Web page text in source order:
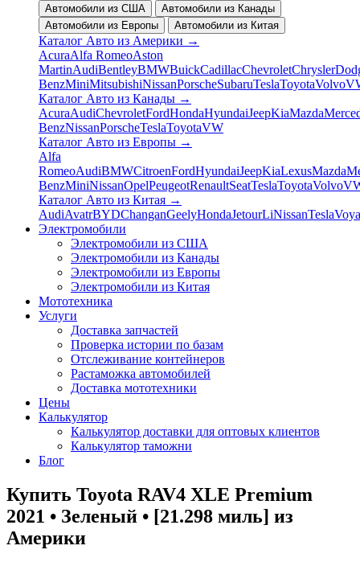
Автомобили из США
Автомобили из Канады
Автомобили из Европы
Автомобили из Китая
Каталог Авто из Америки →
AcuraAlfa RomeoAston
MartinAudiBentleyBMWBuickCadillacChevroletChrysler
BenzMiniMitsubishiNissanPorscheSubaruTeslaToyotaVolvo
Каталог Авто из Канады →
AcuraAudiChevroletFordHondaHyundaiJeepKiaMazda
BenzNissanPorscheTeslaToyotaVW
Каталог Авто из Европы →
Alfa
RomeoAudiBMWCitroenFordHyundaiJeepKiaLexusMazda
BenzMiniNissanOpelPeugeotRenaultSeatTeslaToyotaVolvo
Каталог Авто из Китая →
AudiAvatrBYDChanganGeelyHondaJetourLiNissanTesla
Электромобили
Электромобили из США
Электромобили из Канады
Электромобили из Европы
Электромобили из Китая
Мототехника
Услуги
Доставка запчастей
Проверка истории по базам
Отслеживание контейнеров
Растаможка автомобилей
Доставка мототехники
Цены
Калькулятор
Калькулятор доставки для оптовых клиентов
Калькулятор таможни
Блог
Купить Toyota RAV4 XLE Premium
2021 • Зеленый • [21.298 миль] из
Америки